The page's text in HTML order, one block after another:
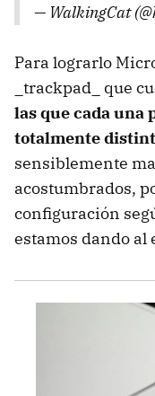
— WalkingCat
Para lograrlo
_trackpad_ que
las que cada una
totalmente
sensiblemente
acostumbrados,
configuración
estamos dando al